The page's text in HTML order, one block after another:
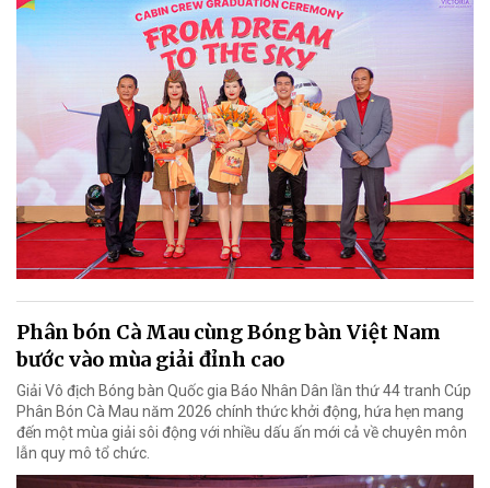
Phân bón Cà Mau cùng Bóng bàn Việt Nam
bước vào mùa giải đỉnh cao
Giải Vô địch Bóng bàn Quốc gia Báo Nhân Dân lần thứ 44 tranh Cúp
Phân Bón Cà Mau năm 2026 chính thức khởi động, hứa hẹn mang
đến một mùa giải sôi động với nhiều dấu ấn mới cả về chuyên môn
lẫn quy mô tổ chức.